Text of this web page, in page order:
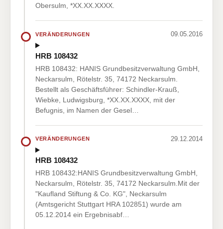
Obersulm, *XX.XX.XXXX.
VERÄNDERUNGEN 09.05.2016
HRB 108432
HRB 108432: HANIS Grundbesitzverwaltung GmbH,
Neckarsulm, Rötelstr. 35, 74172 Neckarsulm.
Bestellt als Geschäftsführer: Schindler-Krauß,
Wiebke, Ludwigsburg, *XX.XX.XXXX, mit der
Befugnis, im Namen der Gesel…
VERÄNDERUNGEN 29.12.2014
HRB 108432
HRB 108432:HANIS Grundbesitzverwaltung GmbH,
Neckarsulm, Rötelstr. 35, 74172 Neckarsulm.Mit der
"Kaufland Stiftung & Co. KG", Neckarsulm
(Amtsgericht Stuttgart HRA 102851) wurde am
05.12.2014 ein Ergebnisabf…